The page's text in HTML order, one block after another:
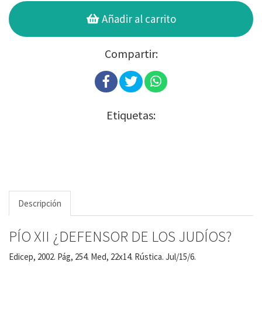
Añadir al carrito
Compartir:
Etiquetas:
Descripción
PÍO XII ¿DEFENSOR DE LOS JUDÍOS?
Edicep, 2002. Pág, 254. Med, 22x14. Rústica. Jul/15/6.